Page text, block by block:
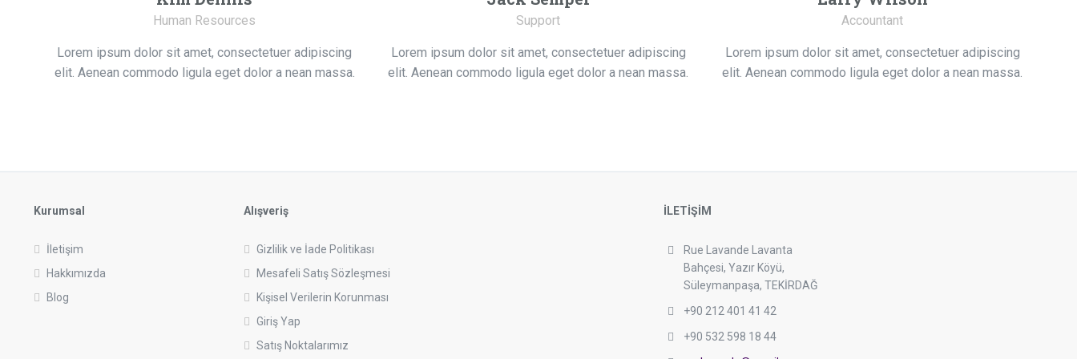
Human Resources
Lorem ipsum dolor sit amet, consectetuer adipiscing
elit. Aenean commodo ligula eget dolor a nean massa.
Support
Lorem ipsum dolor sit amet, consectetuer adipiscing
elit. Aenean commodo ligula eget dolor a nean massa.
Accountant
Lorem ipsum dolor sit amet, consectetuer adipiscing
elit. Aenean commodo ligula eget dolor a nean massa.
Kurumsal
İletişim
Hakkımızda
Blog
Alışveriş
Gizlilik ve İade Politikası
Mesafeli Satış Sözleşmesi
Kişisel Verilerin Korunması
Giriş Yap
Satış Noktalarımız
İLETİŞİM
Rue Lavande Lavanta
Bahçesi, Yazır Köyü,
Süleymanpaşa, TEKİRDAĞ
+90 212 401 41 42
+90 532 598 18 44